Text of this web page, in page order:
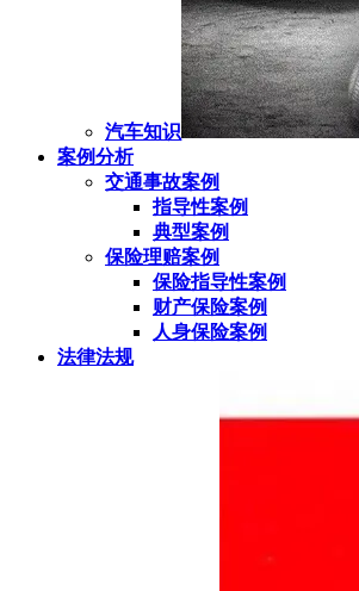
汽车知识
案例分析
交通事故案例
指导性案例
典型案例
保险理赔案例
保险指导性案例
财产保险案例
人身保险案例
法律法规